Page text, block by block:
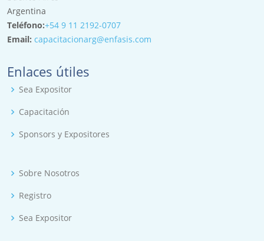
Argentina
Teléfono:+54 9 11 2192-0707
Email: capacitacionarg@enfasis.com
Enlaces útiles
Sea Expositor
Capacitación
Sponsors y Expositores
Sobre Nosotros
Registro
Sea Expositor